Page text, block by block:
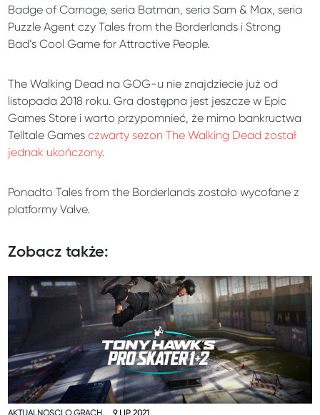
Badge of Carnage, seria Batman, seria Sam & Max, seria
Puzzle Agent czy Tales from the Borderlands i Strong
Bad’s Cool Game for Attractive People.
The Walking Dead na GOG-u nie znajdziecie już od
listopada 2018 roku. Gra dostępna jest jeszcze w Epic
Games Store i warto przypomnieć, że mimo bankructwa
Telltale Gamesczwarty sezon The Walking Dead został
jednak ukończony.
Ponadto Tales from the Borderlands zostało wycofane z
platformy Valve.
Zobacz także:
AKTUALNOŚCI O GRACH, 9 LIP 2021